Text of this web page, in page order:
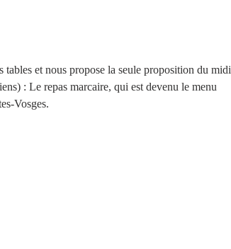
et nous propose la seule proposition du midi
: Le repas marcaire, qui est devenu le menu
Vosges.